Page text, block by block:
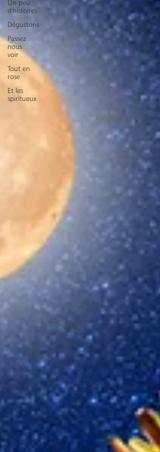
Un peu
d'histoires
Dégustons
Passez
nous
voir
Tout en
rose
Et les
spiritueux